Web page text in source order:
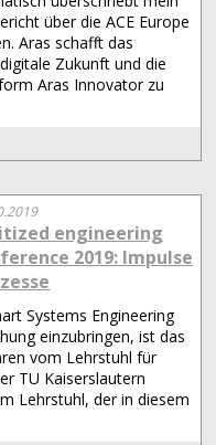
über die ACE Europe
Aras schafft das
Zukunft und die
Aras Innovator zu
engineering
2019: Impulse
Systems Engineering
einzubringen, ist das
vom Lehrstuhl für
TU Kaiserslautern
Lehrstuhl, der in diesem